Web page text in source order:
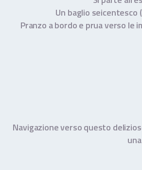
Un baglio seicentesco
Pranzo a bordo e prua verso le
Navigazione verso questo